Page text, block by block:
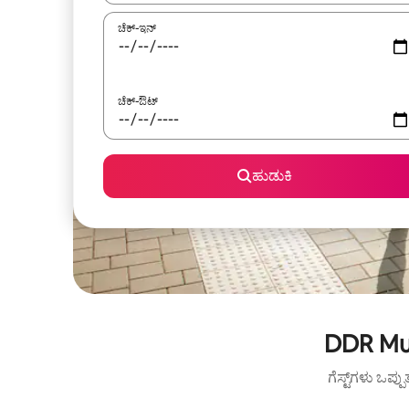
ಚೆಕ್-ಇನ್
ಚೆಕ್-ಔಟ್
ಹುಡುಕಿ
DDR
ಗೆಸ್ಟ್‌ಗಳು